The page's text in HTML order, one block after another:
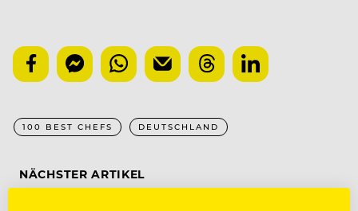
100 BEST CHEFS DEUTSCHLAND
NÄCHSTER ARTIKEL